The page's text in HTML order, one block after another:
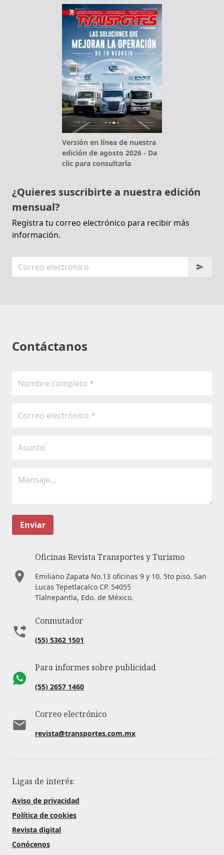
Versión en línea de nuestra
edición de agosto 2026 - Da
clic para consultarla
¿Quieres suscribirte a nuestra edición
mensual?
Registra tu correo electrónico para recibir más
información.
Contáctanos
Enviar
Oficinas Revista Transportes y Turismo
Emiliano Zapata No.13 oficinas 9 y 10. 5to piso. San
Lucas Tepetlacalco CP. 54055
Tlalnepantla, Edo. de México.
Conmutador
(55) 5362 1501
Para informes sobre publicidad
(55) 2657 1460
Correo electrónico
revista@transportes.com.mx
Ligas de interés:
Aviso de privacidad
Política de cookies
Revista digital
Conócenos